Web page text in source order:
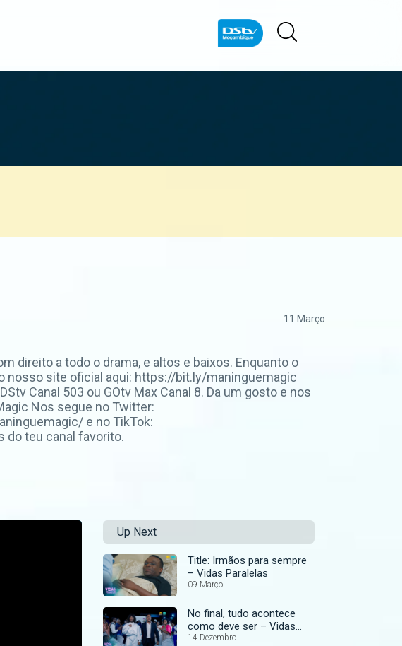
11 Março
direito a todo o drama, e altos e baixos. Enquanto o
nosso site oficial aqui: https://bit.ly/maninguemagic
Canal 503 ou GOtv Max Canal 8. Da um gosto e nos
Nos segue no Twitter:
e no TikTok:
do teu canal favorito.
Up Next
Title: Irmãos para sempre
– Vidas Paralelas
09 Março
No final, tudo acontece
como deve ser – Vidas
Paralelas
14 Dezembro